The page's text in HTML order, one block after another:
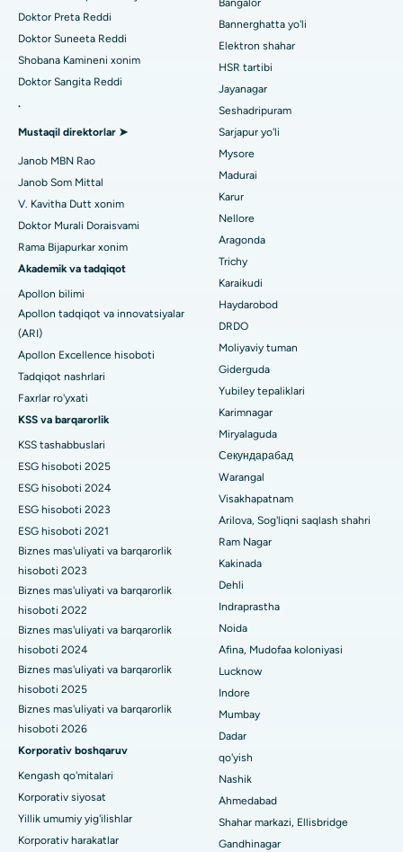
Ginekologni toping
Umumiy shifokorni toping
Psixologni toping
Umumiy jarrohni toping
Arilova, Vizagdagi eng yaxshi shifoxona
Kanpur yo'lidagi eng yaxshi kasalxona, Laknau
Noida shtatidagi 26-sektordagi eng yaxshi shifoxona
Gandhinagar, Ahmedabaddagi eng yaxshi shifoxona
Aragonda, Andhra Pradeshdagi eng yaxshi shifoxona
Bannerghatta yo'lidagi eng yaxshi kasalxona, Bangalor
Bhubaneswardagi 15-bo'limdagi eng yaxshi kasalxona
Bilaspurdagi Seepat yo'lidagi eng yaxshi kasalxona
Ahmedabaddagi Ellisbridge shahridagi eng yaxshi shifoxona
Nyu-Dehlidagi eng yaxshi shifoxona
DRDO, Haydaroboddagi eng yaxshi shifoxona
GS Road, Guwahati shahridagi eng yaxshi kasalxona
Hyderguda, Haydaroboddagi eng yaxshi shifoxona
Vijay Nagar, Indoredagi eng yaxshi shifoxona
Suryaraopeta Main Road, Kakinadadagi eng yaxshi kasalxona
Kalkutta shahridagi Kanal aylanma yo'lidagi eng yaxshi shifoxona
CBD Belapur, Navi Mumbaydagi eng yaxshi shifoxona
Panchavati, Nashikdagi eng yaxshi shifoxona
Sekunderabad, Haydaroboddagi eng yaxshi shifoxona
Seshadripuramdagi eng yaxshi kasalxona, Bangalor
Waltair Main Road, Visakhapatnamdagi eng yaxshi shifoxona
Subhash Nagar yo'lidagi eng yaxshi kasalxona, Karimnagar
Managari, Karaikudi shahridagi eng yaxshi shifoxona
Arepally, Warangaldagi eng yaxshi shifoxona
Kateterni yo'q qilish
Orqaga elkalarni almashtirish
Bachadon arteriyasi embolizatsiyasi
Ko'krak bezi saratoni operatsiyasi
Brakiterapiya
kolonoskopiya
Polipektomiya
Mulohaza miya stimulyatsiyasi
Buyrak biopsiyasi
Paratiroidektomiya
Sitoreduktiv jarrohlik
Seramika bilan umumiy tizzani almashtirish
ERCP
Doktor Preta Reddi
Doktor Suneeta Reddi
Shobana Kamineni xonim
Doktor Sangita Reddi
.
Mustaqil direktorlar ➤
Janob MBN Rao
Janob Som Mittal
V. Kavitha Dutt xonim
Doktor Murali Doraisvami
Rama Bijapurkar xonim
Akademik va tadqiqot
Apollon bilimi
Apollon tadqiqot va innovatsiyalar
(ARI)
Apollon Excellence hisoboti
Tadqiqot nashrlari
Faxrlar ro'yxati
KSS va barqarorlik
KSS tashabbuslari
ESG hisoboti 2025
ESG hisoboti 2024
ESG hisoboti 2023
ESG hisoboti 2021
Biznes mas'uliyati va barqarorlik
hisoboti 2023
Biznes mas'uliyati va barqarorlik
hisoboti 2022
Biznes mas'uliyati va barqarorlik
hisoboti 2024
Biznes mas'uliyati va barqarorlik
hisoboti 2025
Biznes mas'uliyati va barqarorlik
hisoboti 2026
Korporativ boshqaruv
Kengash qo'mitalari
Korporativ siyosat
Yillik umumiy yig'ilishlar
Korporativ harakatlar
Bangalor
Bannerghatta yo'li
Elektron shahar
HSR tartibi
Jayanagar
Seshadripuram
Sarjapur yo'li
Mysore
Madurai
Karur
Nellore
Aragonda
Trichy
Karaikudi
Haydarobod
DRDO
Moliyaviy tuman
Giderguda
Yubiley tepaliklari
Karimnagar
Miryalaguda
Секундарабад
Warangal
Visakhapatnam
Arilova, Sog'liqni saqlash shahri
Ram Nagar
Kakinada
Dehli
Indraprastha
Noida
Afina, Mudofaa koloniyasi
Lucknow
Indore
Mumbay
Dadar
qo'yish
Nashik
Ahmedabad
Shahar markazi, Ellisbridge
Gandhinagar